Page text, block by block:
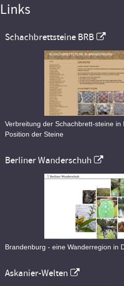
Links
Schachbrettsteine BRB
Verbreitung der Schachbrett-steine
Position der Steine
Berliner Wanderschuh
Brandenburg - eine Wanderregion in
Askanier-Welten